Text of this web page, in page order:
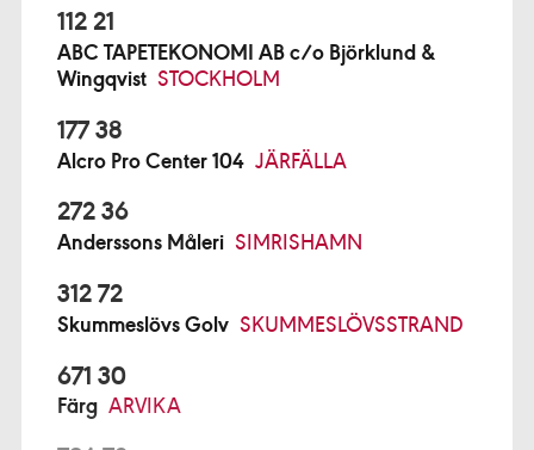
112 21
ABC TAPETEKONOMI AB c/o Björklund &
Wingqvist STOCKHOLM
177 38
Alcro Pro Center 104 JÄRFÄLLA
272 36
Anderssons Måleri SIMRISHAMN
312 72
Skummeslövs Golv SKUMMESLÖVSSTRAND
671 30
Färg ARVIKA